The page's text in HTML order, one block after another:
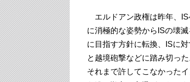
エルドアン政権は昨年、IS
に消極的な姿勢からISの壊
に目指す方針に転換、ISに
と越境砲撃などに踏み切った
それまで許してこなかった